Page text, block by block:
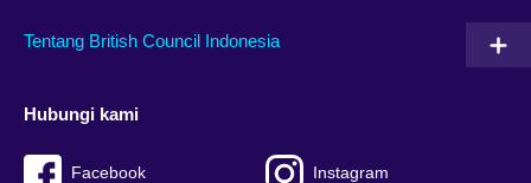
Tentang British Council Indonesia
Hubungi kami
Facebook Instagram